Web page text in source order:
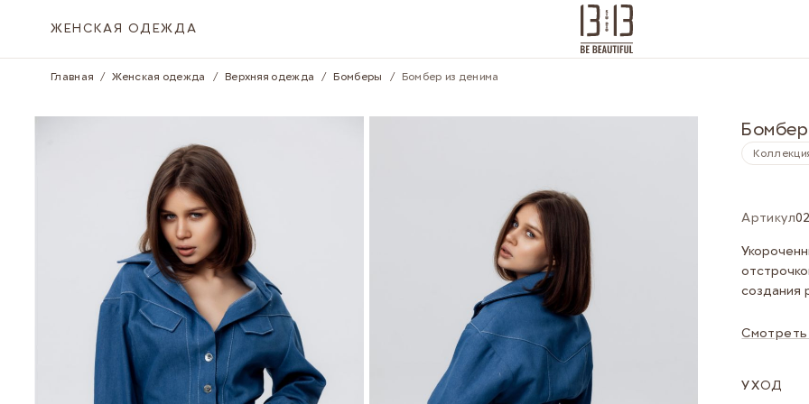
ЖЕНСКАЯ ОДЕЖДА
Главная / Женская одежда / Верхняя одежда / Бомберы / Бомбер из денима
Артикул
создания
УХОД